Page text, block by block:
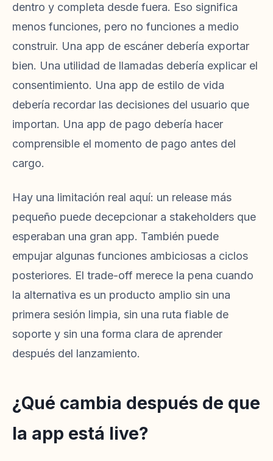
dentro y completa desde fuera. Eso significa
menos funciones, pero no funciones a medio
construir. Una app de escáner debería exportar
bien. Una utilidad de llamadas debería explicar el
consentimiento. Una app de estilo de vida
debería recordar las decisiones del usuario que
importan. Una app de pago debería hacer
comprensible el momento de pago antes del
cargo.
Hay una limitación real aquí: un release más
pequeño puede decepcionar a stakeholders que
esperaban una gran app. También puede
empujar algunas funciones ambiciosas a ciclos
posteriores. El trade-off merece la pena cuando
la alternativa es un producto amplio sin una
primera sesión limpia, sin una ruta fiable de
soporte y sin una forma clara de aprender
después del lanzamiento.
¿Qué cambia después de que
la app está live?